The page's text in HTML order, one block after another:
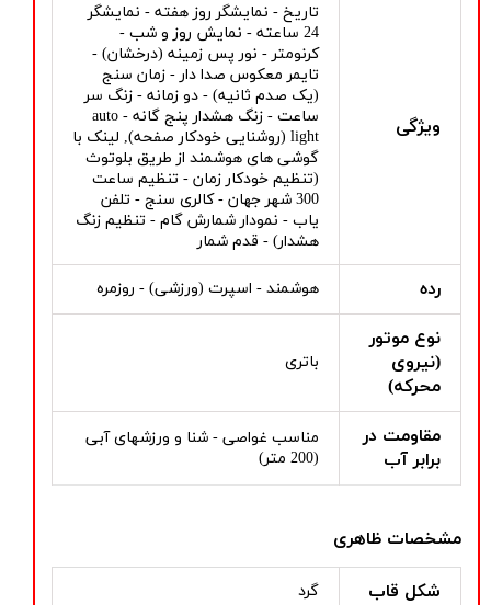
ویژگی
تاریخ - نمایشگر روز هفته - نمایشگر
24 ساعته - نمایش روز و شب -
کرنومتر - نور پس زمینه (درخشان) -
تایمر معکوس صدا دار - زمان سنج
(یک صدم ثانیه) - دو زمانه - زنگ سر
ساعت - زنگ هشدار پنج گانه - auto
light (روشنایی خودکار صفحه), لینک با
گوشی های هوشمند از طریق بلوتوث
(تنظیم خودکار زمان - تنظیم ساعت
300 شهر جهان - کالری سنج - تلفن
یاب - نمودار شمارش گام - تنظیم زنگ
هشدار) - قدم شمار
رده هوشمند - اسپرت (ورزشی) - روزمره
نوع موتور
(نیروی
محرکه)
باتری
مقاومت در
برابر آب
مناسب غواصی - شنا و ورزشهای آبی
(200 متر)
مشخصات ظاهری
شکل قاب گرد